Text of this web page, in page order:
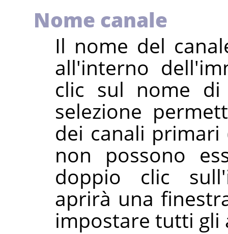
Nome canale
Il nome del
all'interno
clic sul nome di
selezione
dei canali primari
non possono
doppio clic
aprirà una
impostare tutti gli